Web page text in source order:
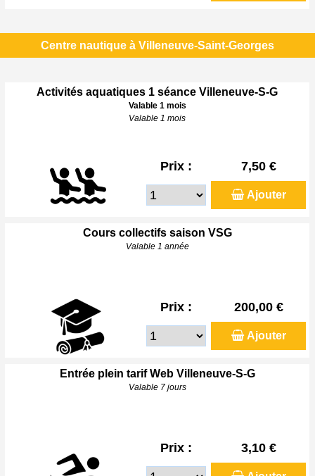
Centre nautique à Villeneuve-Saint-Georges
Activités aquatiques 1 séance Villeneuve-S-G
Valable 1 mois
Valable 1 mois
Prix : 7,50 €
Ajouter
Cours collectifs saison VSG
Valable 1 année
Prix : 200,00 €
Ajouter
Entrée plein tarif Web Villeneuve-S-G
Valable 7 jours
Prix : 3,10 €